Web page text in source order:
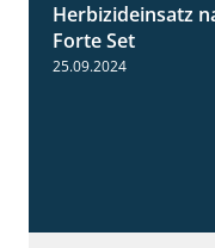
Herbizideinsatz
Forte Set
25.09.2024